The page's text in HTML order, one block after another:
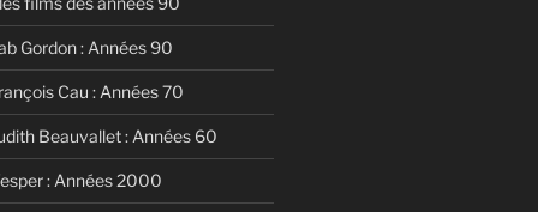
Gordon : Années 90
Cau : Années 70
Beauvallet : Années 60
: Années 2000